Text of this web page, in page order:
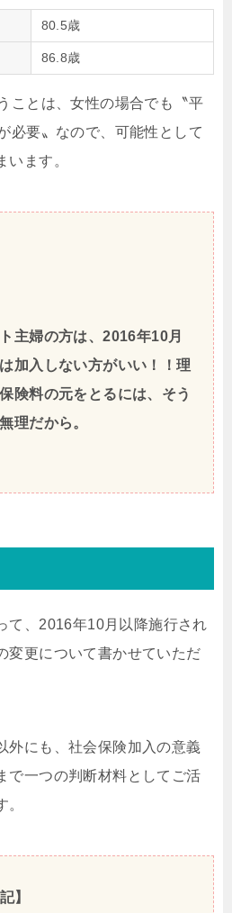
80.5歳
86.8歳
ことは、女性の場合でも〝平
必要〟なので、可能性として
います。
主婦の方は、2016年10月
加入しない方がいい！！理
険料の元をとるには、そう
理だから。
て、2016年10月以降施行され
変更について書かせていただ
外にも、社会保険加入の意義
で一つの判断材料としてご活
】